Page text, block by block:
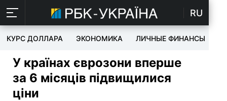
RU
КУРС ДОЛЛАРА ЭКОНОМИКА ЛИЧНЫЕ ФИНАНСЫ
У країнах єврозони вперше
за 6 місяців підвищилися
ціни